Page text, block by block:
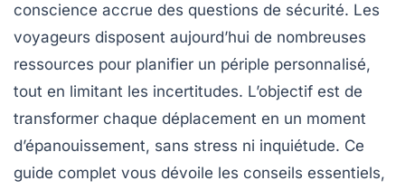
conscience accrue des questions de sécurité. Les
voyageurs disposent aujourd’hui de nombreuses
ressources pour planifier un périple personnalisé,
tout en limitant les incertitudes. L’objectif est de
transformer chaque déplacement en un moment
d’épanouissement, sans stress ni inquiétude. Ce
guide complet vous dévoile les conseils essentiels,